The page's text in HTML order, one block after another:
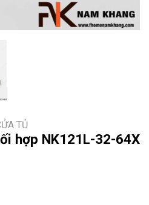
TỦ
hợp NK121L-32-64X